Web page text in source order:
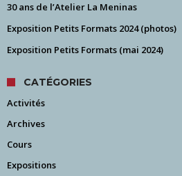
30 ans de l’Atelier La Meninas
Exposition Petits Formats 2024 (photos)
Exposition Petits Formats (mai 2024)
CATÉGORIES
Activités
Archives
Cours
Expositions